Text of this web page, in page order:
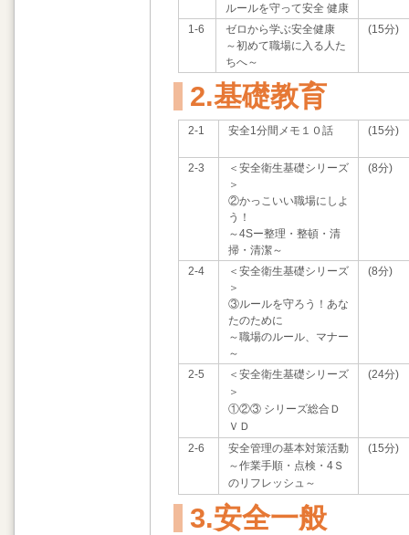
ルールを守って安全 健康
1-6
ゼロから学ぶ安全健康
～初めて職場に入る人た
ちへ～
(15分)
2.基礎教育
2-1 安全1分間メモ１０話 (15分)
2-3
＜安全衛生基礎シリーズ
＞
②かっこいい職場にしよ
う！
～4Sー整理・整頓・清
掃・清潔～
(8分)
2-4
＜安全衛生基礎シリーズ
＞
③ルールを守ろう！あな
たのために
～職場のルール、マナー
～
(8分)
2-5
＜安全衛生基礎シリーズ
＞
①②③ シリーズ総合Ｄ
ＶＤ
(24分)
2-6
安全管理の基本対策活動
～作業手順・点検・4Ｓ
のリフレッシュ～
(15分)
3.安全一般